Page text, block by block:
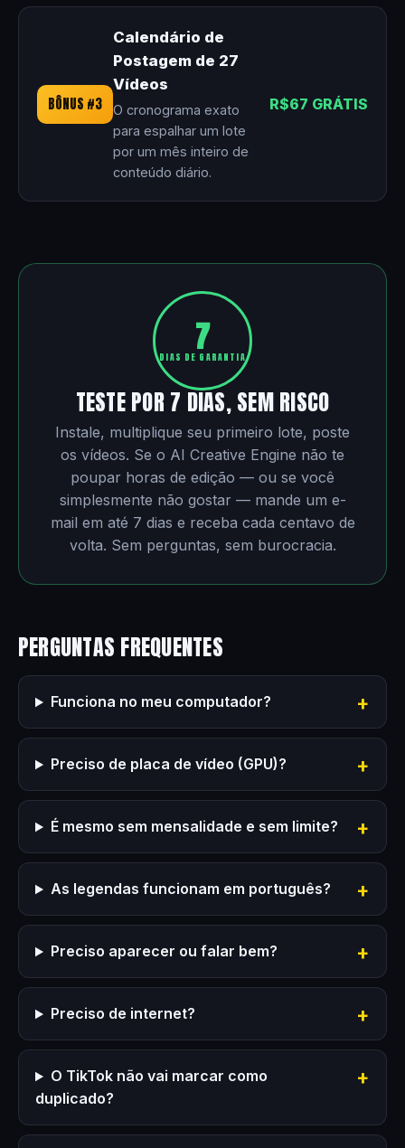
BÔNUS #3
Calendário de
Postagem de 27
Vídeos
O cronograma exato
para espalhar um lote
por um mês inteiro de
conteúdo diário.
R$67 GRÁTIS
7
DIAS DE GARANTIA
TESTE POR 7 DIAS, SEM RISCO
Instale, multiplique seu primeiro lote, poste
os vídeos. Se o AI Creative Engine não te
poupar horas de edição — ou se você
simplesmente não gostar — mande um e-
mail em até 7 dias e receba cada centavo de
volta. Sem perguntas, sem burocracia.
PERGUNTAS FREQUENTES
Funciona no meu computador?
Preciso de placa de vídeo (GPU)?
É mesmo sem mensalidade e sem limite?
As legendas funcionam em português?
Preciso aparecer ou falar bem?
Preciso de internet?
O TikTok não vai marcar como
duplicado?